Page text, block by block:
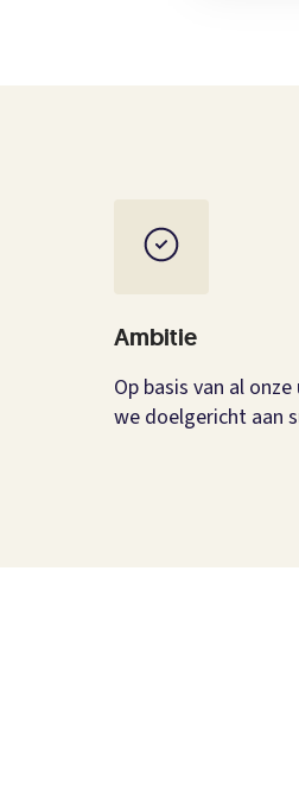
Ambitie
Op basis van al
we doelgericht aan